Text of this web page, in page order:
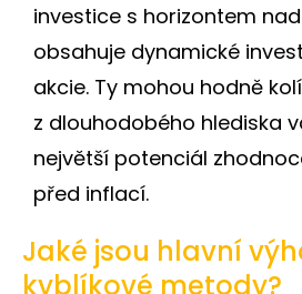
investice s horizontem nad
obsahuje dynamické
akcie. Ty mohou hodně
z dlouhodobého hlediska
největší potenciál
před inflací.
Jaké jsou hlavní
kyblíkové metody?